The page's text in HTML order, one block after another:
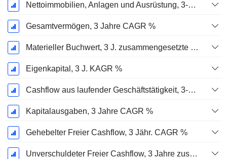
Nettoimmobilien, Anlagen und Ausrüstung, 3-Jahres-CAGR %
Gesamtvermögen, 3 Jahre CAGR %
Materieller Buchwert, 3 J. zusammengesetzte jährliche Wachstumsrate %
Eigenkapital, 3 J. KAGR %
Cashflow aus laufender Geschäftstätigkeit, 3-Jahres-CAGR %
Kapitalausgaben, 3 Jahre CAGR %
Gehebelter Freier Cashflow, 3 Jähr. CAGR %
Unverschuldeter Freier Cashflow, 3 Jahre zusammengesetzte jährliche Wachstumsrate %